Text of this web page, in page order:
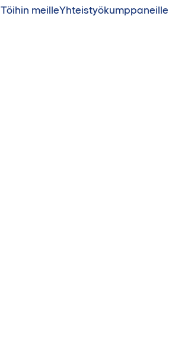
Töihin meilleYhteistyökumppaneille